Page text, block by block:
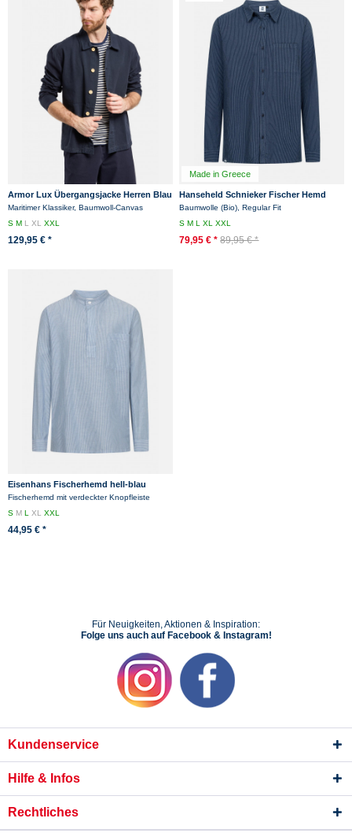
Armor Lux Übergangsjacke Herren Blau
Overshirt Fischerjacke Canvas Heritage
Maritimer Klassiker, Baumwoll-Canvas
SM L XLXXL
129,95 € *
Made in Greece
Hanseheld Schnieker Fischer Hemd
Herren Blau Weiß Gestreift
Fischerhemd GOTS...
Baumwolle (Bio), Regular Fit
SMLXLXXL
79,95 € * 89,95 € *
Eisenhans Fischerhemd hell-blau
schmal gestreift
Fischerhemd mit verdeckter Knopfleiste
S M LXLXXL
44,95 € *
Für Neuigkeiten, Aktionen & Inspiration:
Folge uns auch auf Facebook & Instagram!
Kundenservice
Hilfe & Infos
Rechtliches